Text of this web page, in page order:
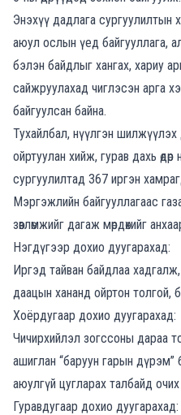
Энэхүү дадлага сургуулилтын
аюул ослын үед байгууллага,
бэлэн байдлыг хангах, хариу
сайжруулахад чиглэсэн арга
байгуулсан байна.
Тухайлбал, нүүлгэн шилжүүлэх
ойртуулан хийж, гурав дахь
сургуулилтад 367 иргэн
Мэргэжлийн байгууллагаас
зөвлөмжийг дагаж мөрдөхийг
Нэгдүгээр дохио дуугарахад:
Иргэд тайван байдлаа
даацын хананд ойртон толгой,
Хоёрдугаар дохио дуугарахад:
Чичирхийлэл зогссоны дараа
ашиглан “баруун гарын дүрэм”
аюулгүй цугларах талбайд
Гуравдугаар дохио дуугарахад: